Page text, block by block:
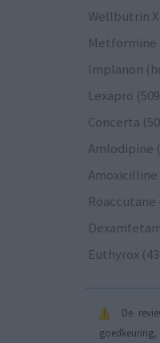
Wellbutrin
Metformine
Implanon
Lexapro
Concerta
Amlodipine
Amoxicilline
Roaccutane
Euthyrox
De